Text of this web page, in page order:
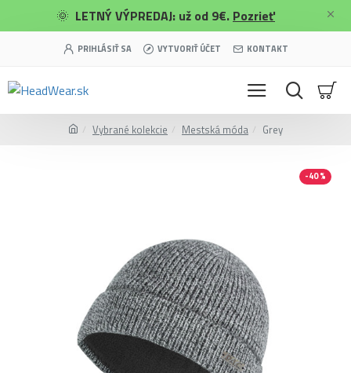
🌞 LETNÝ VÝPREDAJ: už od 9€. Pozrieť
PRIHLÁSIŤ SA VYTVORIŤ ÚČET KONTAKT
Vybrané kolekcie Mestská móda Grey
-40 %